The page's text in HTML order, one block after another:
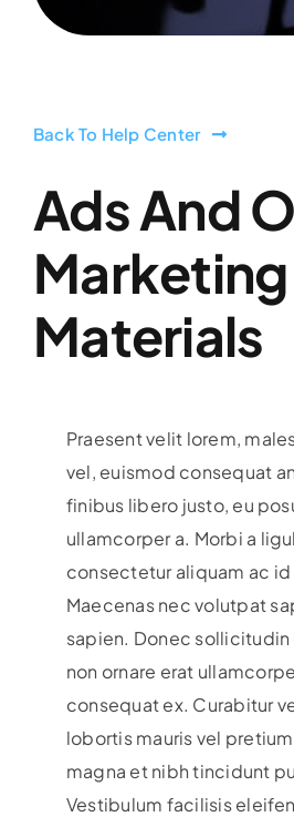
Back To Help Center
Ads And
Marketing
Materials
Praesent velit lorem,
vel, euismod consequat
finibus libero justo, eu
ullamcorper a. Morbi a
consectetur aliquam ac id
Maecenas nec volutpat
sapien. Donec sollicitudin
non ornare erat
consequat ex. Curabitur
lobortis mauris vel
magna et nibh tincidunt
Vestibulum facilisis